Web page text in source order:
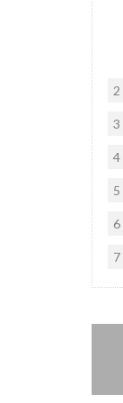
2
3
4
5
6
7